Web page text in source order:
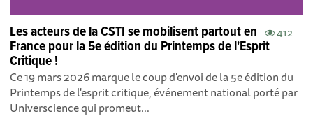
412
Les acteurs de la CSTI se mobilisent partout en
France pour la 5e édition du Printemps de l'Esprit
Critique !
Ce 19 mars 2026 marque le coup d'envoi de la 5e édition du
Printemps de l'esprit critique, événement national porté par
Universcience qui promeut...